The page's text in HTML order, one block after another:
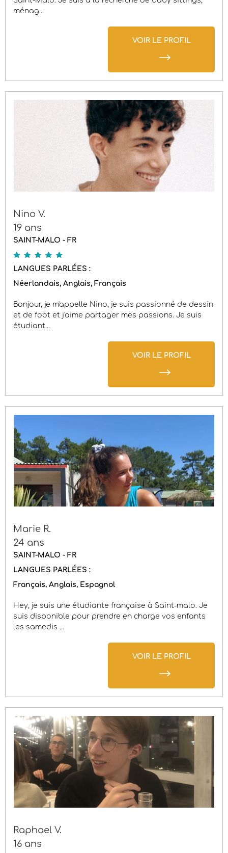
ménag...
VOIR LE PROFIL
Nino V.
19 ans
SAINT-MALO - FR
5
LANGUES PARLÉES :
Néerlandais Anglais Français
Bonjour, je m'appelle Nino, je suis passionné de dessin
et de foot et j'aime partager mes passions. Je suis
étudiant...
VOIR LE PROFIL
Marie R.
24 ans
SAINT-MALO - FR
LANGUES PARLÉES :
Français Anglais Espagnol
Hey, je suis une étudiante française à Saint-malo. Je
suis disponible pour prendre en charge vos enfants
les samedis ...
VOIR LE PROFIL
Raphael V.
16 ans